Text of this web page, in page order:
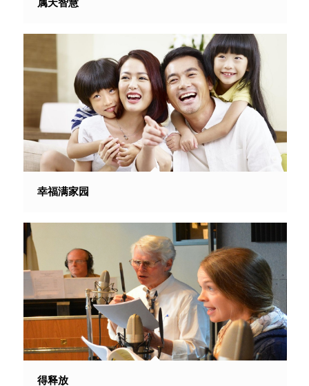
属天智慧
幸福满家园
得释放